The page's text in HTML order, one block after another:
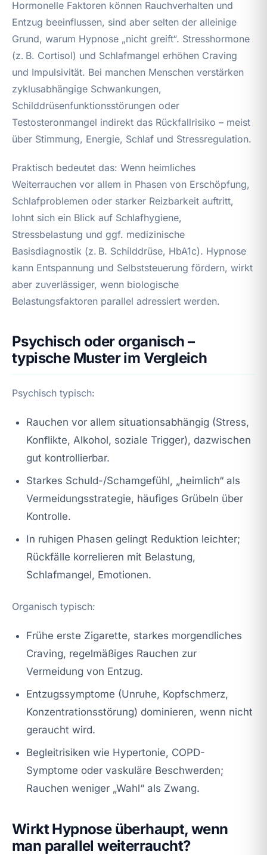
Hormonelle Faktoren können Rauchverhalten und
Entzug beeinflussen, sind aber selten der alleinige
Grund, warum Hypnose „nicht greift“. Stresshormone
(z. B. Cortisol) und Schlafmangel erhöhen Craving
und Impulsivität. Bei manchen Menschen verstärken
zyklusabhängige Schwankungen,
Schilddrüsenfunktionsstörungen oder
Testosteronmangel indirekt das Rückfallrisiko – meist
über Stimmung, Energie, Schlaf und Stressregulation.
Praktisch bedeutet das: Wenn heimliches
Weiterrauchen vor allem in Phasen von Erschöpfung,
Schlafproblemen oder starker Reizbarkeit auftritt,
lohnt sich ein Blick auf Schlafhygiene,
Stressbelastung und ggf. medizinische
Basisdiagnostik (z. B. Schilddrüse, HbA1c). Hypnose
kann Entspannung und Selbststeuerung fördern, wirkt
aber zuverlässiger, wenn biologische
Belastungsfaktoren parallel adressiert werden.
Psychisch oder organisch –
typische Muster im Vergleich
Psychisch typisch:
Rauchen vor allem situationsabhängig (Stress,
Konflikte, Alkohol, soziale Trigger), dazwischen
gut kontrollierbar.
Starkes Schuld-/Schamgefühl, „heimlich“ als
Vermeidungsstrategie, häufiges Grübeln über
Kontrolle.
In ruhigen Phasen gelingt Reduktion leichter;
Rückfälle korrelieren mit Belastung,
Schlafmangel, Emotionen.
Organisch typisch:
Frühe erste Zigarette, starkes morgendliches
Craving, regelmäßiges Rauchen zur
Vermeidung von Entzug.
Entzugssymptome (Unruhe, Kopfschmerz,
Konzentrationsstörung) dominieren, wenn nicht
geraucht wird.
Begleitrisiken wie Hypertonie, COPD-
Symptome oder vaskuläre Beschwerden;
Rauchen weniger „Wahl“ als Zwang.
Wirkt Hypnose überhaupt, wenn
man parallel weiterraucht?